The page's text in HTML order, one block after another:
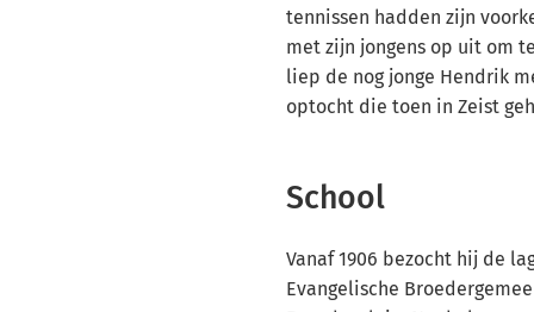
tennissen hadden zijn
met zijn jongens op uit om
liep de nog jonge Hendrik
optocht die toen in Zeist
School
Vanaf 1906 bezocht hij de
Evangelische